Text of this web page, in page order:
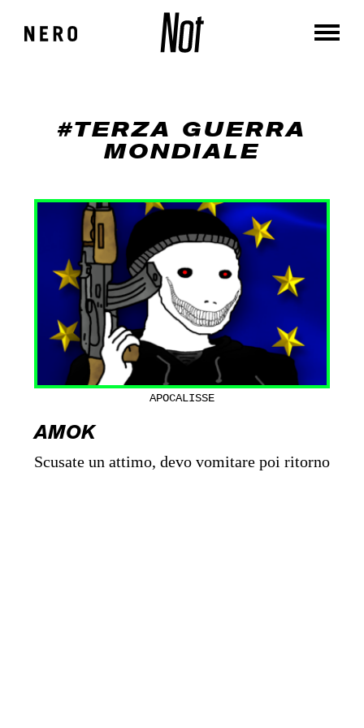
#TERZA GUERRA
MONDIALE
APOCALISSE
AMOK
Scusate un attimo, devo vomitare poi ritorno